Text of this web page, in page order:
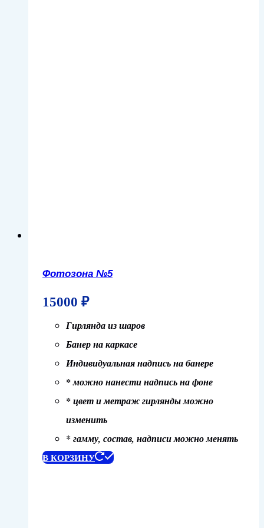
Фотозона №5
15000 ₽
Гирлянда из шаров
Банер на каркасе
Индивидуальная надпись на банере
* можно нанести надпись на фоне
* цвет и метраж гирлянды можно
изменить
* гамму, состав, надписи можно менять
В КОРЗИНУ